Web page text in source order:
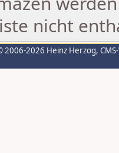
nicht
2006-2026 Heinz Herzog,